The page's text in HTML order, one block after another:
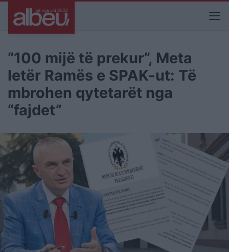
“100 mijë të prekur”, Meta
letër Ramës e SPAK-ut: Të
mbrohen qytetarët nga
“fajdet”